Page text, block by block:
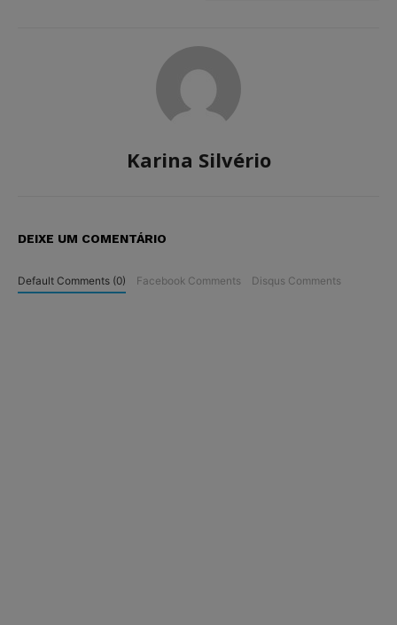
Karina Silvério
DEIXE UM COMENTÁRIO
Default Comments (0) Facebook Comments Disqus Comments